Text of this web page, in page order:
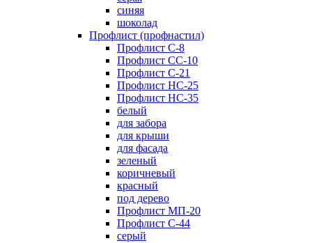
синяя
шоколад
Профлист (профнастил)
Профлист С-8
Профлист СС-10
Профлист C-21
Профлист НС-25
Профлист НС-35
белый
для забора
для крыши
для фасада
зеленый
коричневый
красный
под дерево
Профлист МП-20
Профлист С-44
серый